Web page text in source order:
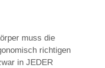
muss die
richtigen
in JEDER